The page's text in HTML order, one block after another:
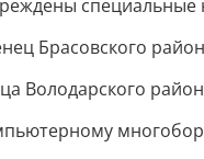
специальные
Брасовского
Володарского